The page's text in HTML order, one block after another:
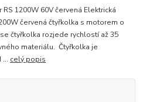
1200W 60V červená Elektrická
červená čtyřkolka s motorem o
čtyřkolka rozjede rychlostí až 35
materiálu. Čtyřkolka je
celý popis